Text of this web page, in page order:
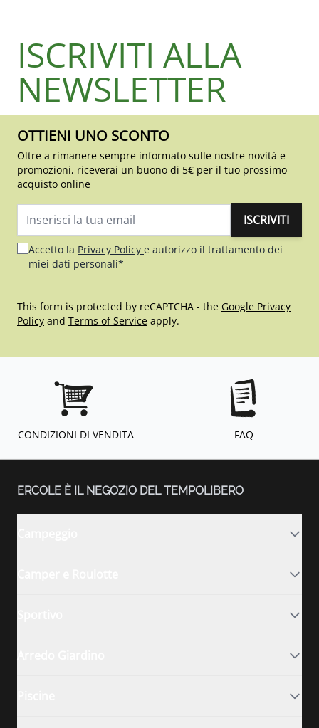
ISCRIVITI ALLA
NEWSLETTER
OTTIENI UNO SCONTO
Oltre a rimanere sempre informato sulle nostre novità e
promozioni, riceverai un buono di 5€ per il tuo prossimo
acquisto online
ISCRIVITI
Accetto la Privacy Policy e autorizzo il trattamento dei
miei dati personali*
This form is protected by reCAPTCHA - the Google Privacy
Policy and Terms of Service apply.
CONDIZIONI DI VENDITA FAQ
ERCOLE È IL NEGOZIO DEL TEMPOLIBERO